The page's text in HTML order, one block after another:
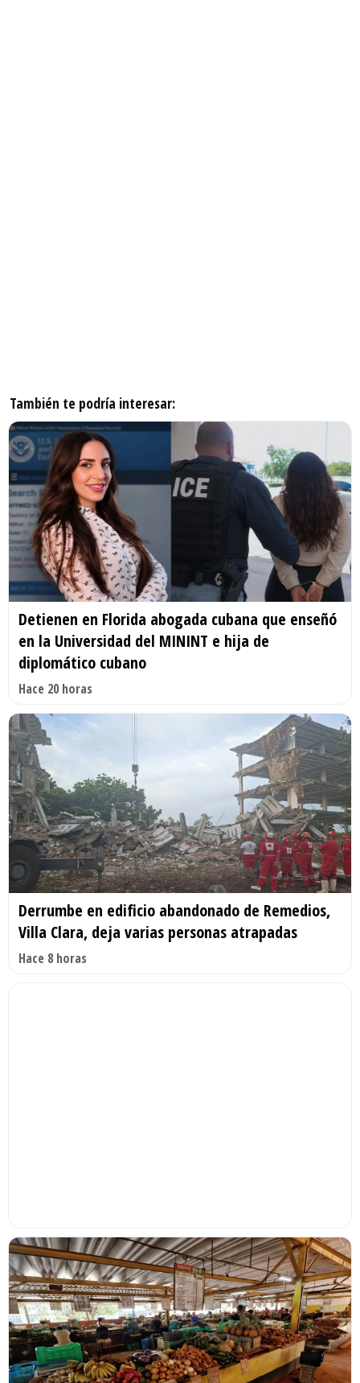
También te podría interesar:
Detienen en Florida abogada cubana que enseñó
en la Universidad del MININT e hija de
diplomático cubano
Hace 20 horas
Derrumbe en edificio abandonado de Remedios,
Villa Clara, deja varias personas atrapadas
Hace 8 horas